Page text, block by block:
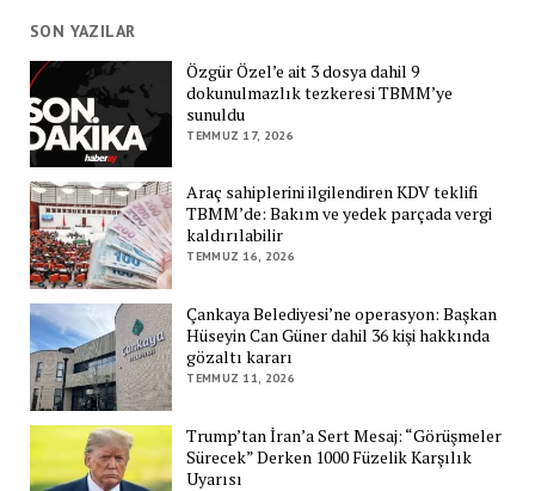
SON YAZILAR
Özgür Özel’e ait 3 dosya dahil 9
dokunulmazlık tezkeresi TBMM’ye
sunuldu
TEMMUZ 17, 2026
Araç sahiplerini ilgilendiren KDV teklifi
TBMM’de: Bakım ve yedek parçada vergi
kaldırılabilir
TEMMUZ 16, 2026
Çankaya Belediyesi’ne operasyon: Başkan
Hüseyin Can Güner dahil 36 kişi hakkında
gözaltı kararı
TEMMUZ 11, 2026
Trump’tan İran’a Sert Mesaj: “Görüşmeler
Sürecek” Derken 1000 Füzelik Karşılık
Uyarısı